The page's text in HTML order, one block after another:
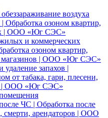
воздуха
Обработка озоном квартир,
| ООО «Юг СЭС»
и коммерческих
озоном квартир,
магазинов | ООО «Юг СЭС»
запахов |
от табака, гари, плесени,
| ООО «Юг СЭС»
ЧС | Обработка после
смерти, арендаторов | ООО